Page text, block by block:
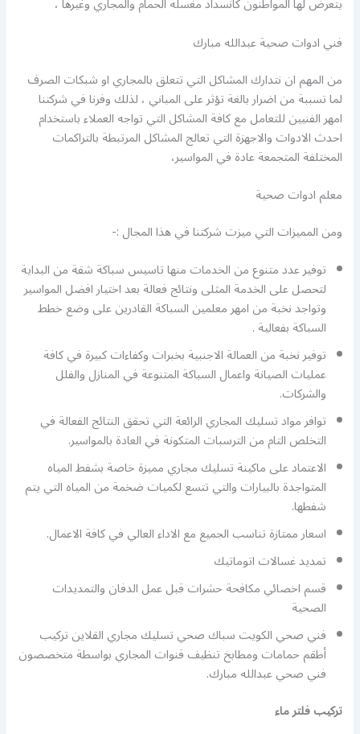
فني ادوات صحية عبدالله مبارك
من المهم ان نتدارك المشاكل التي تتعلق بالمجاري او شبكات الصرف
لما تسببة من اضرار بالغة تؤثر على المباني ، لذلك وفرنا في شركتنا
امهر الفنيين للتعامل مع كافة المشاكل التي تواجه العملاء باستخدام
احدث الادوات والاجهزة التي تعالج المشاكل المرتبطة بالتراكمات
المختلفة المتجمعة عادة في المواسير،
معلم ادوات صحية
ومن المميزات التي ميزت شركتنا في هذا المجال :-
توفير عدد متنوع من الخدمات منها تاسيس سباكة شقة من البداية
لتحصل على الخدمة المثلى ونتائج فعالة بعد اختيار افضل المواسير
وتواجد نخبة من امهر معلمين السباكة القادرين على وضع خطط
السباكة بفعالية .
توفير نخبة من العمالة الاجنبية بخبرات وكفاءات كبيرة في كافة
عمليات الصيانة واعمال السباكة المتنوعة في المنازل والفلل
والشركات.
توافر مواد تسليك المجاري الرائعة التي تحقق النتائج الفعالة في
التخلص التام من الترسبات المتكونة في العادة بالمواسير.
الاعتماد على ماكينة تسليك مجاري مميزة خاصة بشفط المياه
المتواجدة بالبيارات والتي تتسع لكميات ضخمة من المياه التي يتم
شفطها.
اسعار ممتازة تناسب الجميع مع الاداء العالي في كافة الاعمال.
تمديد غسالات اتوماتيك
قسم اخصائي مكافحة حشرات قبل عمل الدفان والتمديدات
الصحية
فني صحي الكويت سباك صحي تسليك مجاري القلاين تركيب
أطقم حمامات ومطابخ تنظيف قنوات المجاري بواسطة متخصصون
فني صحي عبدالله مبارك.
تركيب فلتر ماء